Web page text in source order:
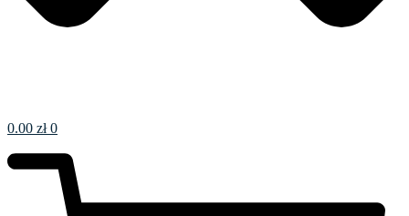
0.00 zł 0